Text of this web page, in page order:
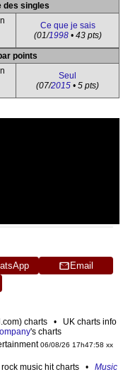
des singles
Ce que je sais
(01/1998• 43 pts)
points
Seul
(07/2015 • 5 pts)
Email
charts • UK charts info
's charts
06/08/26 17h47:58 xx
rock music hit charts • Music